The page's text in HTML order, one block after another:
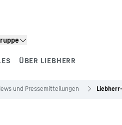
ÜBER LIEBHERR
und Pressemitteilungen